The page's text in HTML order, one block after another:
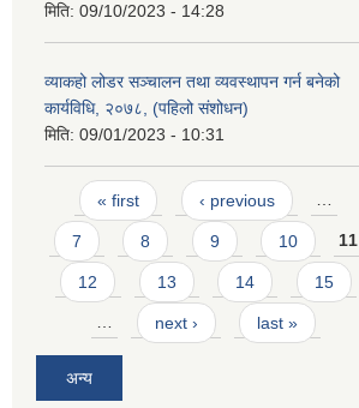
मिति: 09/10/2023 - 14:28
व्याकहो लोडर सञ्चालन तथा व्यवस्थापन गर्न बनेको
कार्यविधि, २०७८, (पहिलो संशोधन)
मिति: 09/01/2023 - 10:31
Pages
« first ‹ previous …
7 8 9 10 11
12 13 14 15
… next › last »
अन्य